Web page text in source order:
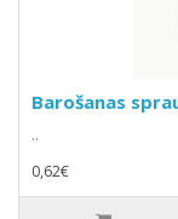
Barošanas
..
0,62€